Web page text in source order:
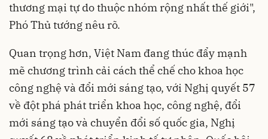
thương mại tự do thuộc nhóm rộng nhất thế giới",
Phó Thủ tướng nêu rõ.
Quan trọng hơn, Việt Nam đang thúc đẩy mạnh
mẽ chương trình cải cách thể chế cho khoa học
công nghệ và đổi mới sáng tạo, với Nghị quyết 57
về đột phá phát triển khoa học, công nghệ, đổi
mới sáng tạo và chuyển đổi số quốc gia, Nghị